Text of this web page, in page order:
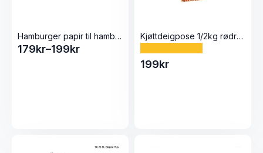
Hamburger papir til hamburger presse 500stk
179kr–199kr
Prisområde:
Kjøttdeigpose 1/2kg rødrutete 105×280, 100 stk
199kr